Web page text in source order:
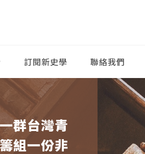
訂閱新史學 聯絡我們
群台灣青
組一份非